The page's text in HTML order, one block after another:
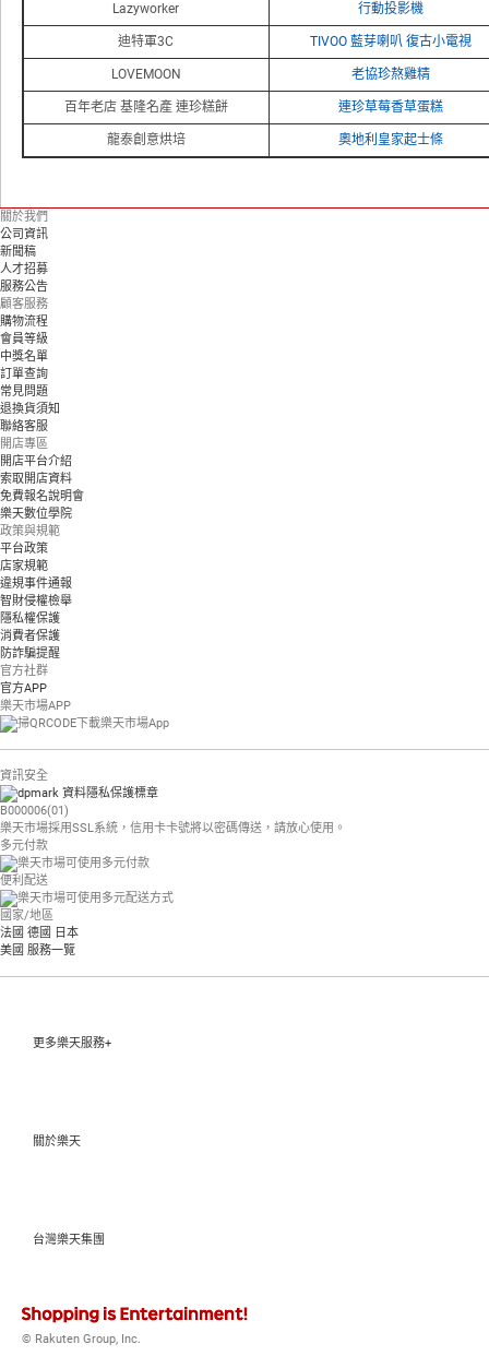
Lazyworker 行動投影機
迪特軍3C TIVOO 藍芽喇叭 復古小電視
LOVEMOON 老協珍熬雞精
百年老店 基隆名產 連珍糕餅 連珍草莓香草蛋糕
龍泰創意烘培 奧地利皇家起士條
關於我們
公司資訊
新聞稿
人才招募
服務公告
顧客服務
購物流程
會員等級
中獎名單
訂單查詢
常見問題
退換貨須知
聯絡客服
開店專區
開店平台介紹
索取開店資料
免費報名說明會
樂天數位學院
政策與規範
平台政策
店家規範
違規事件通報
智財侵權檢舉
隱私權保護
消費者保護
防詐騙提醒
官方社群
官方APP
樂天市場APP
資訊安全
B000006(01)
樂天市場採用SSL系統，信用卡卡號將以密碼傳送，請放心使用。
多元付款
便利配送
國家/地區
法國 德國 日本
美國 服務一覽
更多樂天服務+
關於樂天
台灣樂天集團
© Rakuten Group, Inc.